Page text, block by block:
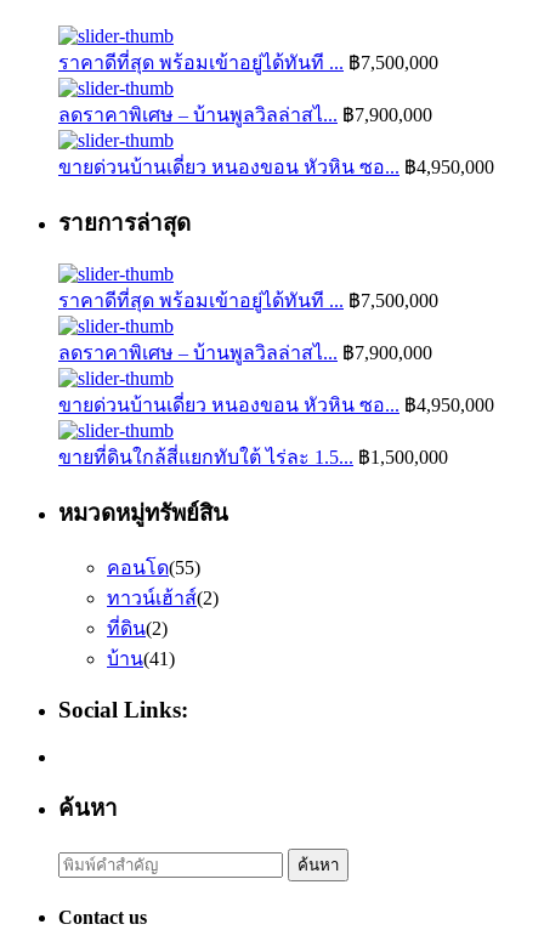
ราคาดีที่สุด พร้อมเข้าอยู่ได้ทันที ... ฿7,500,000
ลดราคาพิเศษ – บ้านพูลวิลล่าสไ... ฿7,900,000
ขายด่วนบ้านเดี่ยว หนองขอน หัวหิน ซอ... ฿4,950,000
รายการล่าสุด
ราคาดีที่สุด พร้อมเข้าอยู่ได้ทันที ... ฿7,500,000
ลดราคาพิเศษ – บ้านพูลวิลล่าสไ... ฿7,900,000
ขายด่วนบ้านเดี่ยว หนองขอน หัวหิน ซอ... ฿4,950,000
ขายที่ดินใกล้สี่แยกทับใต้ ไร่ละ 1.5... ฿1,500,000
หมวดหมู่ทรัพย์สิน
คอนโด(55)
ทาวน์เฮ้าส์(2)
ที่ดิน(2)
บ้าน(41)
Social Links:
ค้นหา
Search
for:
ค้นหา
Contact us